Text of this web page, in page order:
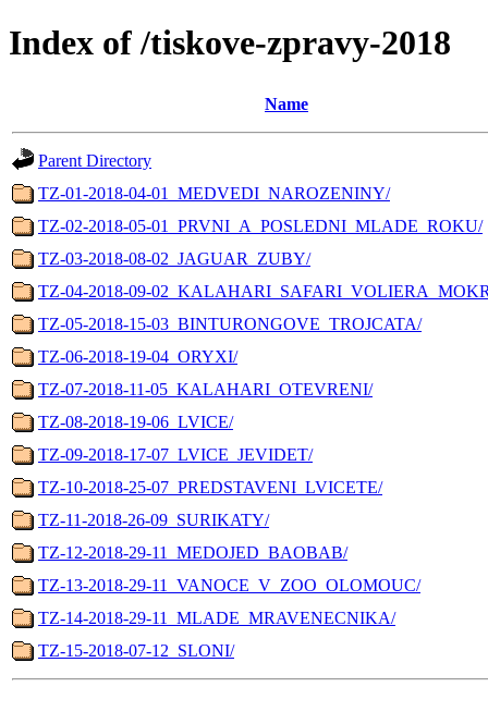
Index of /tiskove-zpravy-2018
Name
Parent Directory
TZ-01-2018-04-01_MEDVEDI_NAROZENINY/
TZ-02-2018-05-01_PRVNI_A_POSLEDNI_MLADE_ROKU/
TZ-03-2018-08-02_JAGUAR_ZUBY/
TZ-04-2018-09-
TZ-05-2018-15-03_BINTURONGOVE_TROJCATA/
TZ-06-2018-19-04_ORYXI/
TZ-07-2018-11-05_KALAHARI_OTEVRENI/
TZ-08-2018-19-06_LVICE/
TZ-09-2018-17-07_LVICE_JEVIDET/
TZ-10-2018-25-07_PREDSTAVENI_LVICETE/
TZ-11-2018-26-09_SURIKATY/
TZ-12-2018-29-11_MEDOJED_BAOBAB/
TZ-13-2018-29-11_VANOCE_V_ZOO_OLOMOUC/
TZ-14-2018-29-11_MLADE_MRAVENECNIKA/
TZ-15-2018-07-12_SLONI/